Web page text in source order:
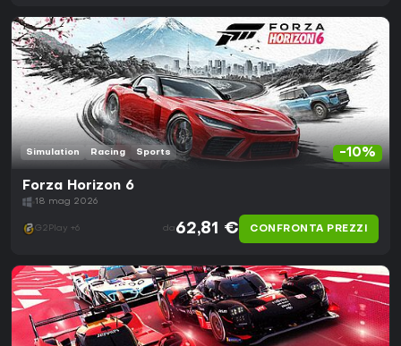
-10%
Simulation Racing Sports
Forza Horizon 6
18 mag 2026
G2Play +6 da 62,81 € CONFRONTA PREZZI